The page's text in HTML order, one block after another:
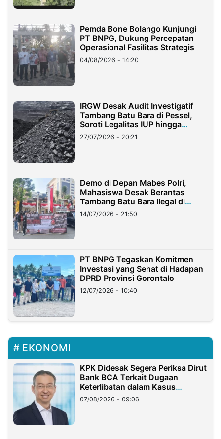
Pemda Bone Bolango Kunjungi
PT BNPG, Dukung Percepatan
Operasional Fasilitas Strategis
04/08/2026 - 14:20
IRGW Desak Audit Investigatif
Tambang Batu Bara di Pessel,
Soroti Legalitas IUP hingga
Stockpile
27/07/2026 - 20:21
Demo di Depan Mabes Polri,
Mahasiswa Desak Berantas
Tambang Batu Bara Ilegal di
Lampung
14/07/2026 - 21:50
PT BNPG Tegaskan Komitmen
Investasi yang Sehat di Hadapan
DPRD Provinsi Gorontalo
12/07/2026 - 10:40
EKONOMI
KPK Didesak Segera Periksa Dirut
Bank BCA Terkait Dugaan
Keterlibatan dalam Kasus
Hilangnya Dana Nasabah Rp2,58
Miliar
07/08/2026 - 09:06